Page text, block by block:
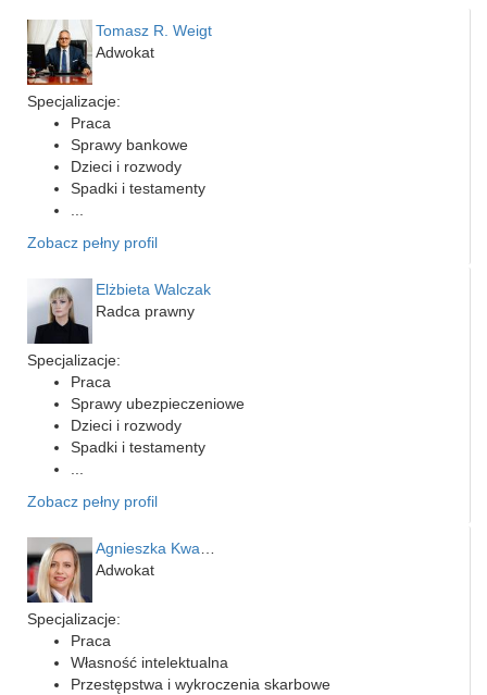
Tomasz R. Weigt
Adwokat
Specjalizacje:
Praca
Sprawy bankowe
Dzieci i rozwody
Spadki i testamenty
Zobacz pełny profil
Elżbieta Walczak
Radca prawny
Specjalizacje:
Praca
Sprawy ubezpieczeniowe
Dzieci i rozwody
Spadki i testamenty
Zobacz pełny profil
Adwokat
Specjalizacje:
Praca
Własność intelektualna
Przestępstwa i wykroczenia skarbowe